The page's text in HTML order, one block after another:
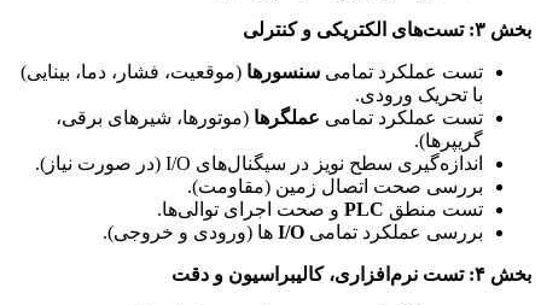
بخش ۳: تست‌های الکتریکی و کنترلی
تست عملکرد تمامی سنسورها (موقعیت، فشار، دما، بینایی)
با تحریک ورودی.
تست عملکرد تمامی عملگرها (موتورها، شیرهای برقی،
گریپرها).
اندازه‌گیری سطح نویز در سیگنال‌های I/O (در صورت نیاز).
بررسی صحت اتصال زمین (مقاومت).
تست منطق PLC و صحت اجرای توالی‌ها.
بررسی عملکرد تمامی I/O ها (ورودی و خروجی).
بخش ۴: تست نرم‌افزاری، کالیبراسیون و دقت